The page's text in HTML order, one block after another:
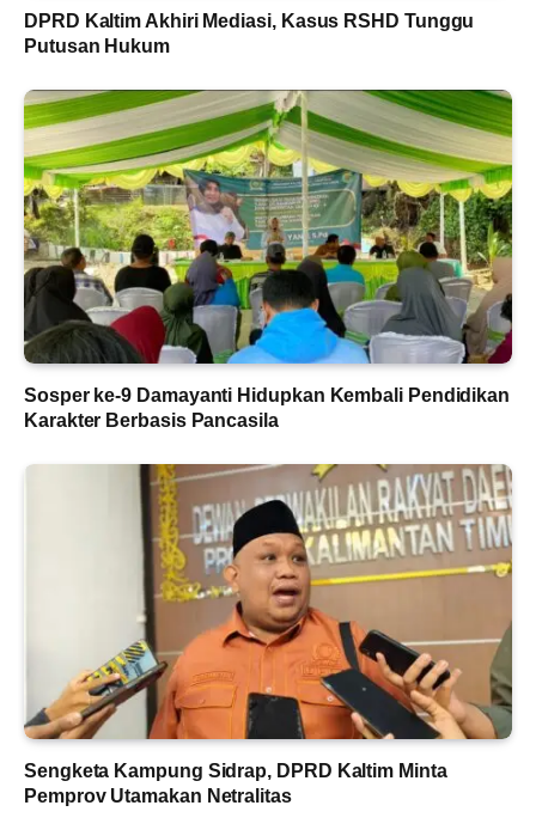
DPRD Kaltim Akhiri Mediasi, Kasus RSHD Tunggu
Putusan Hukum
Sosper ke-9 Damayanti Hidupkan Kembali Pendidikan
Karakter Berbasis Pancasila
Sengketa Kampung Sidrap, DPRD Kaltim Minta
Pemprov Utamakan Netralitas